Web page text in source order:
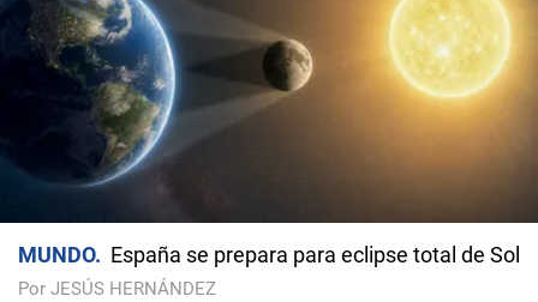
MUNDO España se prepara para eclipse total de Sol
Por JESÚS HERNÁNDEZ